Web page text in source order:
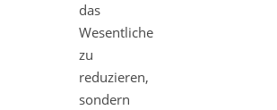
das
Wesentliche
zu
reduzieren,
sondern